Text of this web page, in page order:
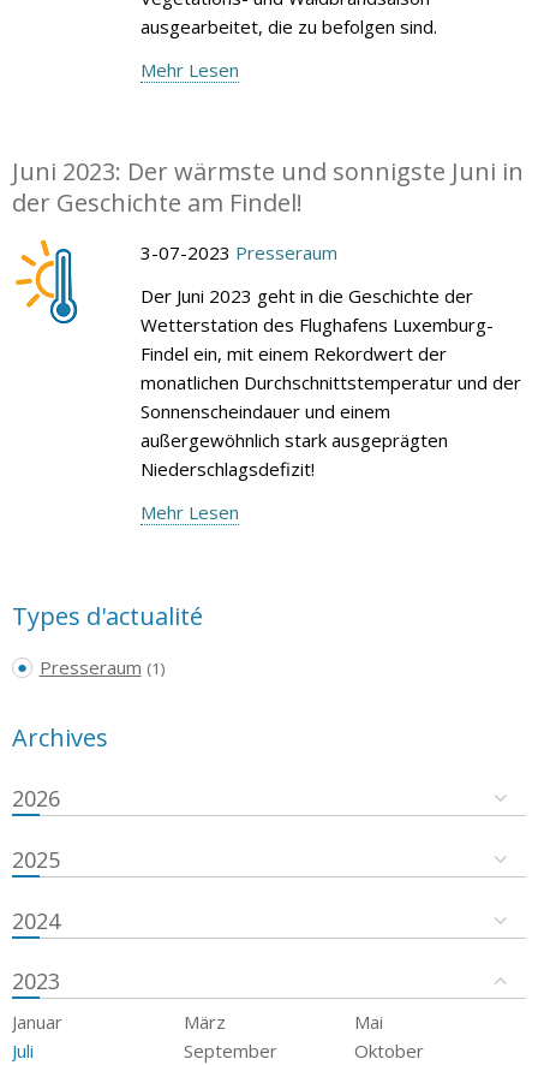
ausgearbeitet, die zu befolgen sind.
Mehr Lesen
Juni 2023: Der wärmste und sonnigste Juni in
der Geschichte am Findel!
3-07-2023 Presseraum
Der Juni 2023 geht in die Geschichte der
Wetterstation des Flughafens Luxemburg-
Findel ein, mit einem Rekordwert der
monatlichen Durchschnittstemperatur und der
Sonnenscheindauer und einem
außergewöhnlich stark ausgeprägten
Niederschlagsdefizit!
Mehr Lesen
Types d'actualité
Presseraum (1)
Archives
2026
2025
2024
2023
Januar März
Mai
Juli
September
Oktober